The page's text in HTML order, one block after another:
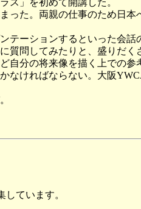
た。両親の仕事のため日
ーションするといった会
問してみたりと、盛りだ
自分の将来像を描く上での
ければならない。大阪
ています。